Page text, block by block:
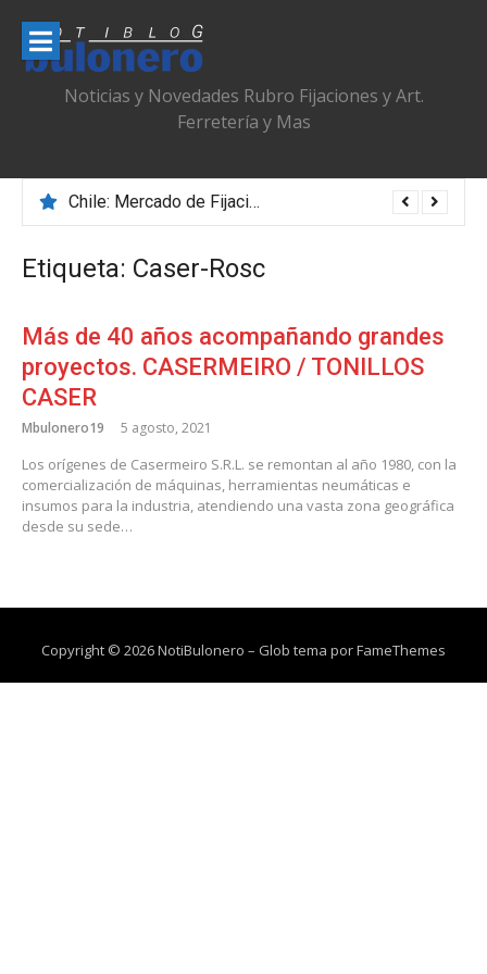
contenido
Noticias y Novedades Rubro Fijaciones y Art.
Ferretería y Mas
Chile: Mercado de Fijaciones & Ferretería que se Adapta, Profesionaliza y Transforma
Etiqueta: Caser-Rosc
Más de 40 años acompañando grandes
proyectos. CASERMEIRO / TONILLOS
CASER
Mbulonero19 5 agosto, 2021
Los orígenes de Casermeiro S.R.L. se remontan al año 1980, con la
comercialización de máquinas, herramientas neumáticas e
insumos para la industria, atendiendo una vasta zona geográfica
desde su sede…
Copyright © 2026 NotiBulonero – Glob tema porFameThemes